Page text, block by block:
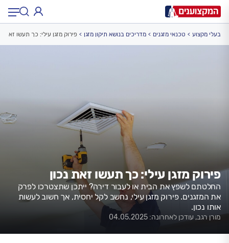
תחום
תחום:
פירוק מזגן עילי: כך תעשו זאת נכון
החלטתם לשפץ את הבית או לעבור דירה? ייתכן שתצטרכו לפרק
את המזגנים. פירוק מזגן עילי, נחשב לקל יחסית, אך חשוב לעשות
אותו נכון.
מורן רגב, עודכן לאחרונה: 04.05.2025
בעלי מקצוע טכנאי מזגנים מדריכים בנושא תיקון מזגן פירוק מזגן עילי: כך תעשו זאת